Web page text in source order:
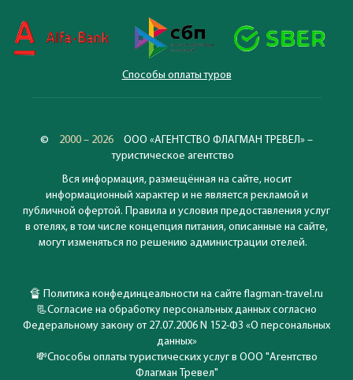
Способы оплаты туров
© 2000 – 2026
ООО «АГЕНТСТВО ФЛАГМАН ТРЕВЕЛ» –
туристическое агентство
Вся информация, размещённая на сайте, носит
информационный характер и не является рекламой и
публичной офертой. Правила и условия предоставления услуг
в отелях, в том числе концепция питания, описанные на сайте,
могут изменяться по решению администрации отелей.
🔏 Политика конфединцеальности на сайте flagman-travel.ru
📃Согласие на обработку персональных данных согласно
Федеральному закону от 27.07.2006 N 152-ФЗ «О персональных
данных»
💸Способы оплаты туристических услуг в ООО "Агентство
Флагман Тревел"